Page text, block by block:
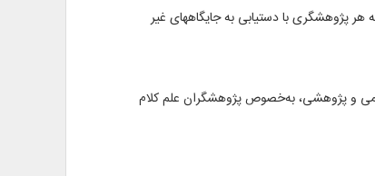
هر پژوهشگرى با دستيابى به جايگاه‏هاى غير
اول، 31 عنوان از اين آثار آماده شده و به جامعه علمی و پژوهشی، به‌خصوص پژوهشگران علم کلام